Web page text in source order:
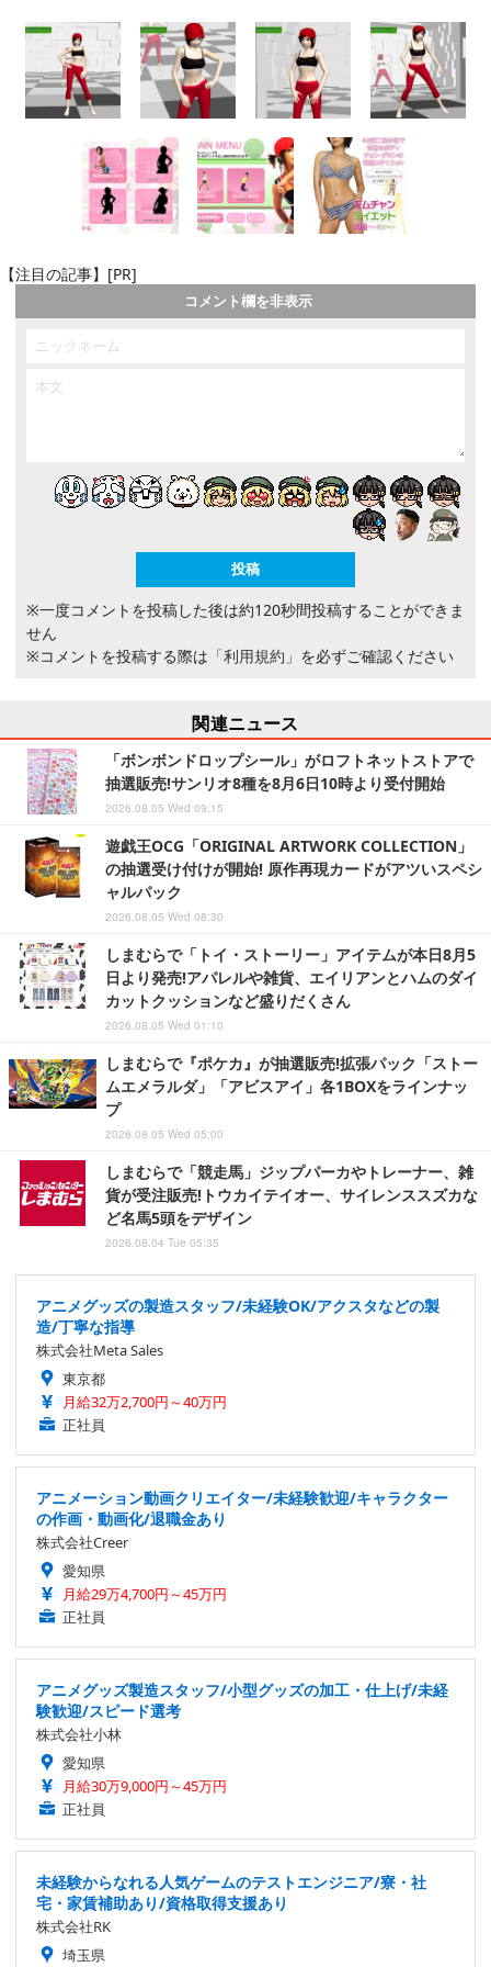
【注目の記事】[PR]
コメント欄を非表示
※一度コメントを投稿した後は約120秒間投稿することができま
せん
※コメントを投稿する際は 「利用規約」 を必ずご確認ください
関連ニュース
「ボンボンドロップシール」がロフトネットストアで
抽選販売!サンリオ8種を8月6日10時より受付開始
2026.08.05 Wed 09:15
遊戯王OCG「ORIGINAL ARTWORK COLLECTION」
の抽選受け付けが開始! 原作再現カードがアツいスペシ
ャルパック
2026.08.05 Wed 08:30
しまむらで「トイ・ストーリー」アイテムが本日8月5
日より発売!アパレルや雑貨、エイリアンとハムのダイ
カットクッションなど盛りだくさん
2026.08.05 Wed 01:10
しまむらで『ポケカ』が抽選販売!拡張パック「ストー
ムエメラルダ」「アビスアイ」各1BOXをラインナッ
プ
2026.08.05 Wed 05:00
しまむらで「競走馬」ジップパーカやトレーナー、雑
貨が受注販売!トウカイテイオー、サイレンススズカな
ど名馬5頭をデザイン
2026.08.04 Tue 05:35
アニメグッズの製造スタッフ/未経験OK/アクスタなどの製
造/丁寧な指導
株式会社Meta Sales
東京都
月給32万2,700円～40万円
正社員
アニメーション動画クリエイター/未経験歓迎/キャラクター
の作画・動画化/退職金あり
株式会社Creer
愛知県
月給29万4,700円～45万円
正社員
アニメグッズ製造スタッフ/小型グッズの加工・仕上げ/未経
験歓迎/スピード選考
株式会社小林
愛知県
月給30万9,000円～45万円
正社員
未経験からなれる人気ゲームのテストエンジニア/寮・社
宅・家賃補助あり/資格取得支援あり
株式会社RK
埼玉県